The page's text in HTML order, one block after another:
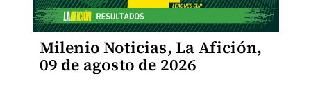
Milenio Noticias, La Afición,
09 de agosto de 2026